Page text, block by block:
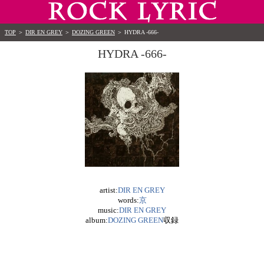
TOP ＞ DIR EN GREY ＞ DOZING GREEN ＞ HYDRA -666-
HYDRA -666-
artist:DIR EN GREY
words:京
music:DIR EN GREY
album:DOZING GREEN収録